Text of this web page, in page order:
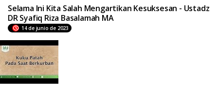
Selama Ini Kita Salah Mengartikan Kesuksesan - Ustadz
DR Syafiq Riza Basalamah MA
14 de junio de 2023